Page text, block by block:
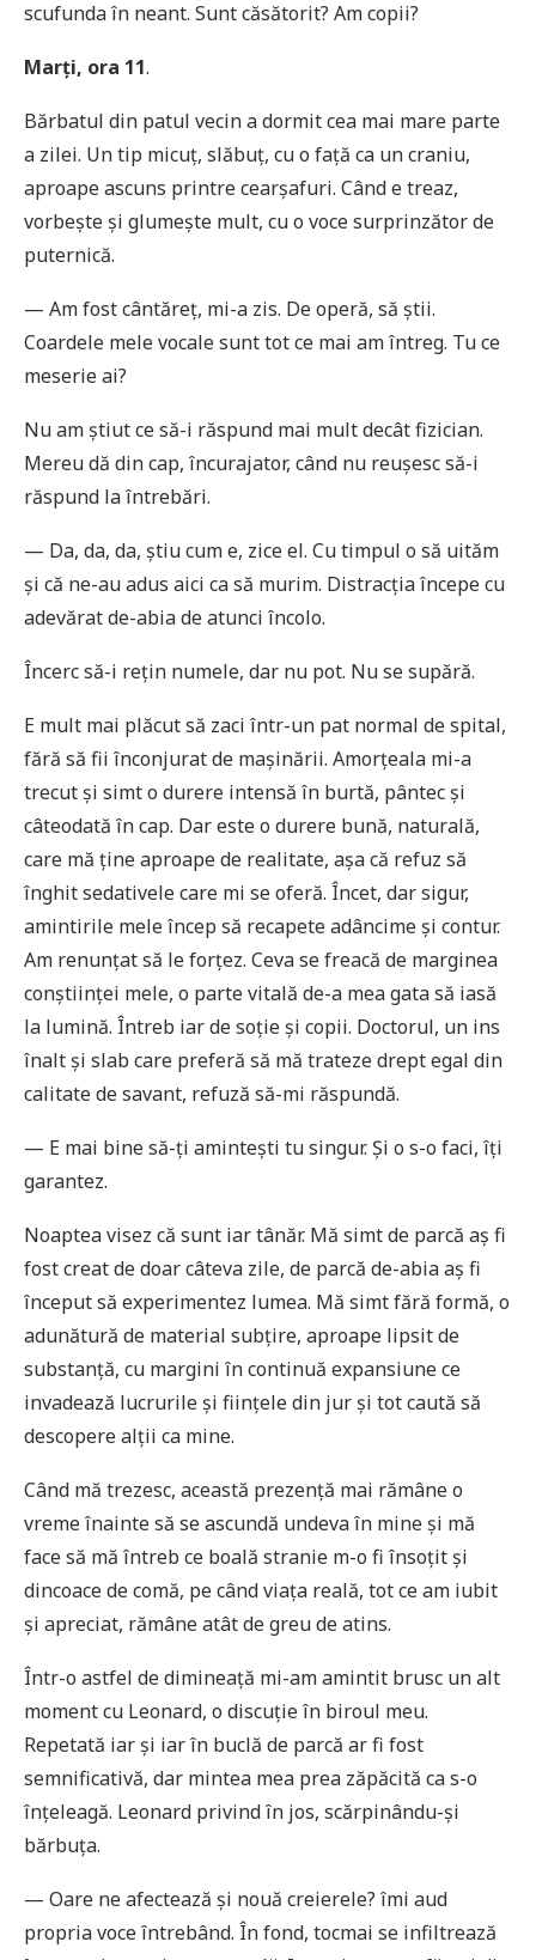
scufunda în neant. Sunt căsătorit? Am copii?
Marți, ora 11.
Bărbatul din patul vecin a dormit cea mai mare parte
a zilei. Un tip micuț, slăbuț, cu o față ca un craniu,
aproape ascuns printre cearșafuri. Când e treaz,
vorbește și glumește mult, cu o voce surprinzător de
puternică.
— Am fost cântăreț, mi-a zis. De operă, să știi.
Coardele mele vocale sunt tot ce mai am întreg. Tu ce
meserie ai?
Nu am știut ce să-i răspund mai mult decât fizician.
Mereu dă din cap, încurajator, când nu reușesc să-i
răspund la întrebări.
— Da, da, da, știu cum e, zice el. Cu timpul o să uităm
și că ne-au adus aici ca să murim. Distracția începe cu
adevărat de-abia de atunci încolo.
Încerc să-i rețin numele, dar nu pot. Nu se supără.
E mult mai plăcut să zaci într-un pat normal de spital,
fără să fii înconjurat de mașinării. Amorțeala mi-a
trecut și simt o durere intensă în burtă, pântec și
câteodată în cap. Dar este o durere bună, naturală,
care mă ține aproape de realitate, așa că refuz să
înghit sedativele care mi se oferă. Încet, dar sigur,
amintirile mele încep să recapete adâncime și contur.
Am renunțat să le forțez. Ceva se freacă de marginea
conștiinței mele, o parte vitală de-a mea gata să iasă
la lumină. Întreb iar de soție și copii. Doctorul, un ins
înalt și slab care preferă să mă trateze drept egal din
calitate de savant, refuză să-mi răspundă.
— E mai bine să-ți amintești tu singur. Și o s-o faci, îți
garantez.
Noaptea visez că sunt iar tânăr. Mă simt de parcă aș fi
fost creat de doar câteva zile, de parcă de-abia aș fi
început să experimentez lumea. Mă simt fără formă, o
adunătură de material subțire, aproape lipsit de
substanță, cu margini în continuă expansiune ce
invadează lucrurile și ființele din jur și tot caută să
descopere alții ca mine.
Când mă trezesc, această prezență mai rămâne o
vreme înainte să se ascundă undeva în mine și mă
face să mă întreb ce boală stranie m-o fi însoțit și
dincoace de comă, pe când viața reală, tot ce am iubit
și apreciat, rămâne atât de greu de atins.
Într-o astfel de dimineață mi-am amintit brusc un alt
moment cu Leonard, o discuție în biroul meu.
Repetată iar și iar în buclă de parcă ar fi fost
semnificativă, dar mintea mea prea zăpăcită ca s-o
înțeleagă. Leonard privind în jos, scărpinându-și
bărbuța.
— Oare ne afectează și nouă creierele? îmi aud
propria voce întrebând. În fond, tocmai se infiltrează